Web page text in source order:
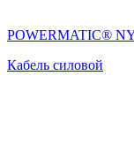
POWERMATIC®
Кабель силовой